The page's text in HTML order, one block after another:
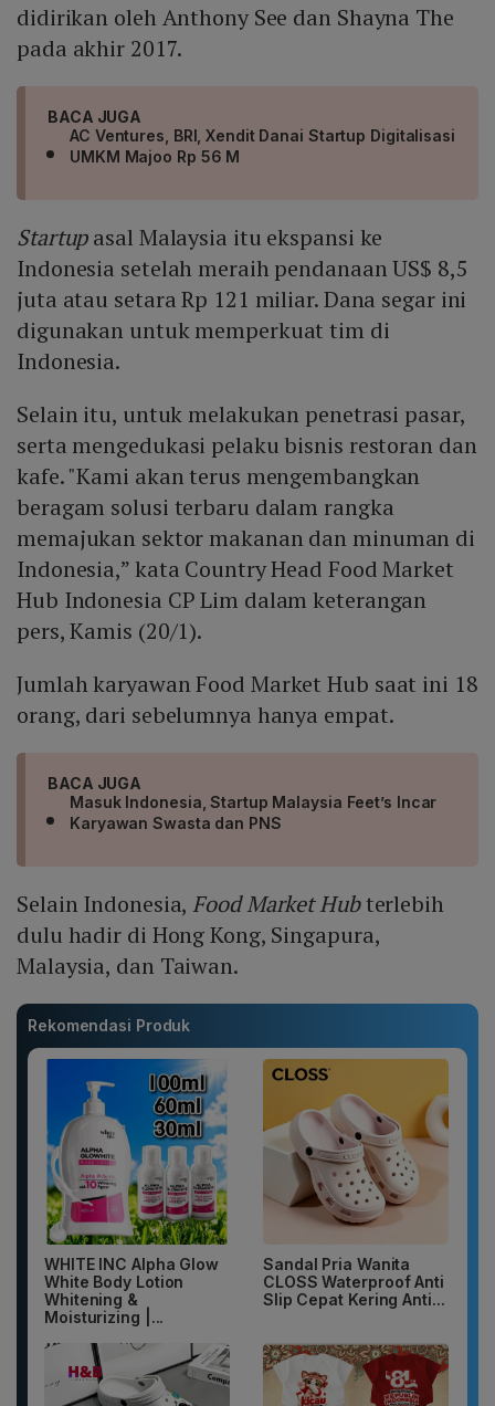
didirikan oleh Anthony See dan Shayna The
pada akhir 2017.
BACA JUGA
AC Ventures, BRI, Xendit Danai Startup Digitalisasi
UMKM Majoo Rp 56 M
Startupasal Malaysia itu ekspansi ke
Indonesia setelah meraih pendanaan US$ 8,5
juta atau setara Rp 121 miliar. Dana segar ini
digunakan untuk memperkuat tim di
Indonesia.
Selain itu, untuk melakukan penetrasi pasar,
serta mengedukasi pelaku bisnis restoran dan
kafe. "Kami akan terus mengembangkan
beragam solusi terbaru dalam rangka
memajukan sektor makanan dan minuman di
Indonesia,” kata Country Head Food Market
Hub Indonesia CP Lim dalam keterangan
pers, Kamis (20/1).
Jumlah karyawan Food Market Hub saat ini 18
orang, dari sebelumnya hanya empat.
BACA JUGA
Masuk Indonesia, Startup Malaysia Feet’s Incar
Karyawan Swasta dan PNS
Selain Indonesia, Food Market Hubterlebih
dulu hadir di Hong Kong, Singapura,
Malaysia, dan Taiwan.
Rekomendasi Produk
WHITE INC Alpha Glow
White Body Lotion
Whitening &
Moisturizing |...
Sandal Pria Wanita
CLOSS Waterproof Anti
Slip Cepat Kering Anti...